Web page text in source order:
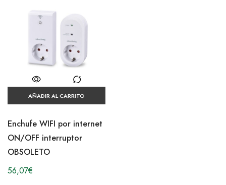
AÑADIR AL CARRITO
Enchufe WIFI por internet
ON/OFF interruptor
OBSOLETO
56,07€